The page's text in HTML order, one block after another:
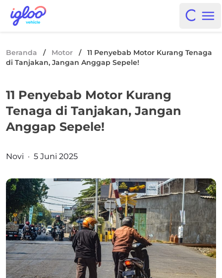
Skip to content
Igloo Blog
Open
Beranda / Motor /
11 Penyebab Motor Kurang Tenaga
di Tanjakan, Jangan Anggap Sepele!
11 Penyebab Motor Kurang
Tenaga di Tanjakan, Jangan
Anggap Sepele!
Posted by
Novi · 5 Juni 2025